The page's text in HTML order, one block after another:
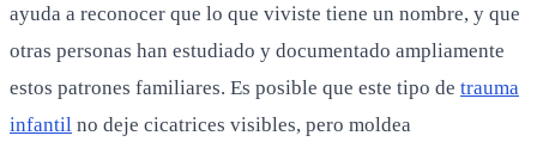
ayuda a reconocer que lo que viviste tiene un nombre, y que
otras personas han estudiado y documentado ampliamente
estos patrones familiares. Es posible que este tipo de trauma
infantil no deje cicatrices visibles, pero moldea